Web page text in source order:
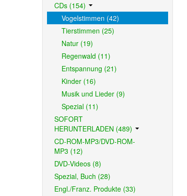
CDs (154)
Vogelstimmen (42)
Tierstimmen (25)
Natur (19)
Regenwald (11)
Entspannung (21)
Kinder (16)
Musik und Lieder (9)
Spezial (11)
SOFORT
HERUNTERLADEN (489)
CD-ROM-MP3/DVD-ROM-
MP3 (12)
DVD-Videos (8)
Spezial, Buch (28)
Engl./Franz. Produkte (33)